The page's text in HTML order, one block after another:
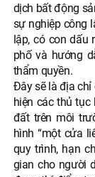
dịch bất động
sự nghiệp công
lập, có con dấu
phố và hướng
thẩm quyền.
Đây sẽ là địa
hiện các thủ tục
đất trên môi
hình “một cửa
quy trình, hạn
gian cho người